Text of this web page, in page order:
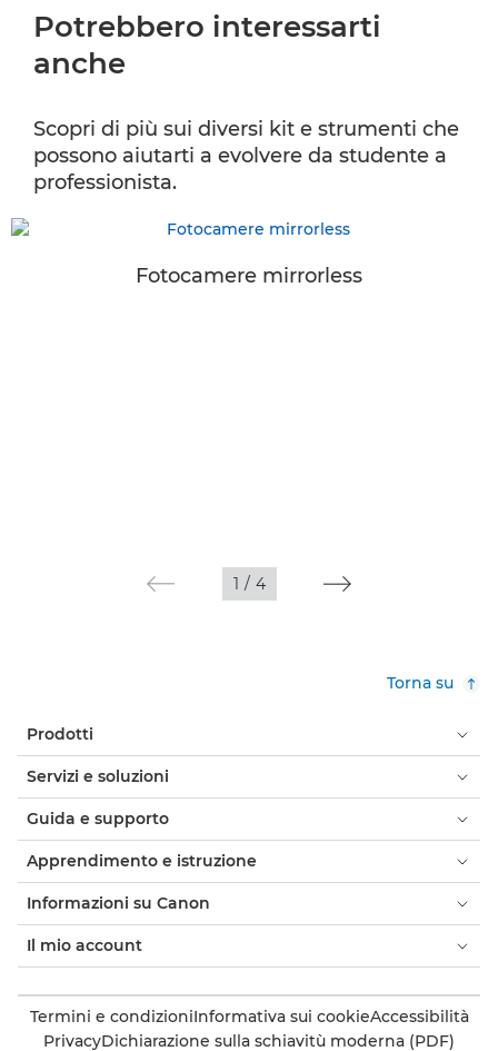
Potrebbero interessarti
anche
Scopri di più sui diversi kit e strumenti che
possono aiutarti a evolvere da studente a
professionista.
Fotocamere mirrorless
1 / 4
Torna su
Prodotti
Servizi e soluzioni
Guida e supporto
Apprendimento e istruzione
Informazioni su Canon
Il mio account
Termini e condizioniInformativa sui cookieAccessibilità
PrivacyDichiarazione sulla schiavitù moderna (PDF)